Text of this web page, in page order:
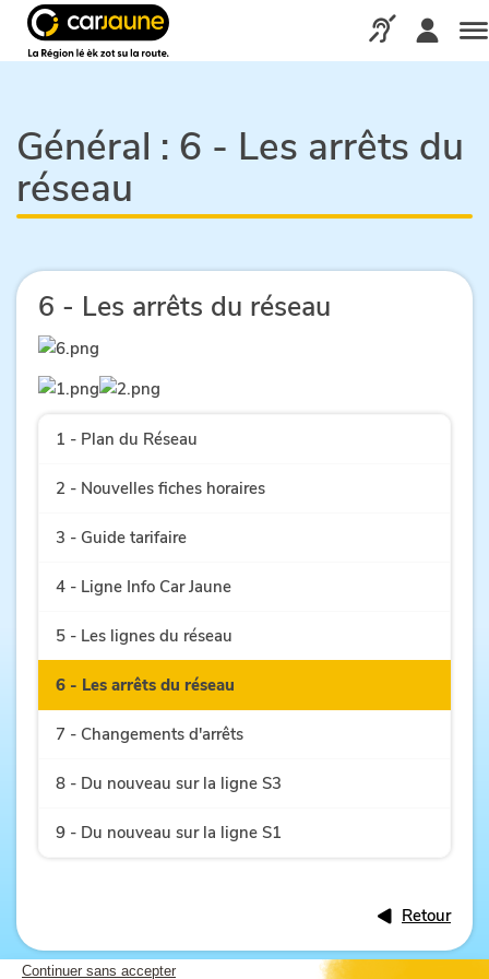
jaune
Appelez-nous
Général : 6 - Les arrêts du
réseau
6 - Les arrêts du réseau
1 - Plan du Réseau
2 - Nouvelles fiches horaires
3 - Guide tarifaire
4 - Ligne Info Car Jaune
5 - Les lignes du réseau
6 - Les arrêts du réseau
7 - Changements d'arrêts
8 - Du nouveau sur la ligne S3
9 - Du nouveau sur la ligne S1
Retour